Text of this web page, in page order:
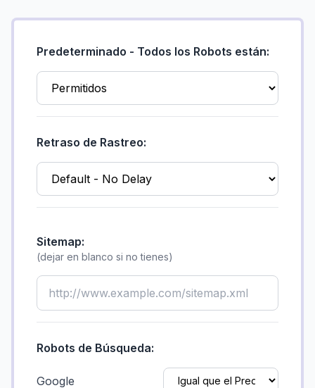
Predeterminado - Todos los Robots están:
Retraso de Rastreo:
Sitemap:
(dejar en blanco si no tienes)
Robots de Búsqueda:
Google